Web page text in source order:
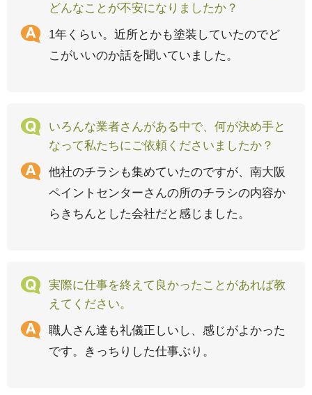
どんなことが不安になりましたか？
1年くらい。近所とかも塗装していたのでど
こがいいのか話を聞いていました。
いろんな業者さんがある中で、何が決め手と
なって私たちにご依頼くださいましたか？
他社のチラシも集めていたのですが、南大阪
ペイントセンターさんの所のチラシの内容か
らきちんとした会社だと感じました。
実際に仕事を終えて良かったことがあれば教
えてください。
職人さん達も礼儀正しいし、感じがよかった
です。きっちりした仕事ぶり。